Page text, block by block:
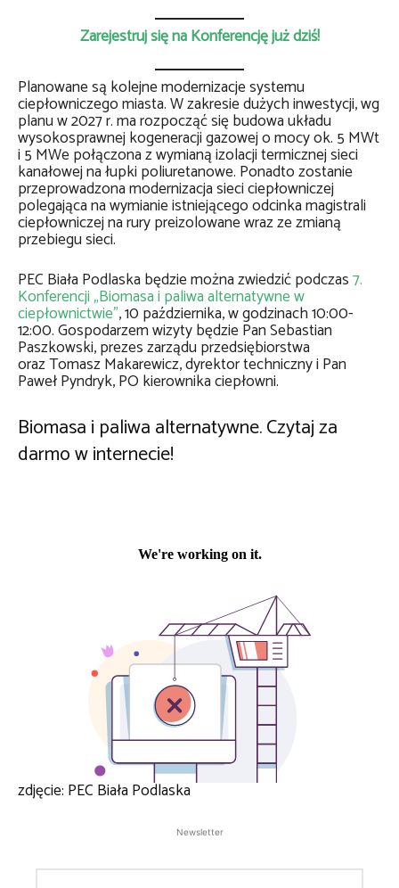
Zarejestruj się na Konferencję już dziś!
Planowane są kolejne modernizacje systemu
ciepłowniczego miasta. W zakresie dużych inwestycji, wg
planu w 2027 r. ma rozpocząć się budowa układu
wysokosprawnej kogeneracji gazowej o mocy ok. 5 MWt
i 5 MWe połączona z wymianą izolacji termicznej sieci
kanałowej na łupki poliuretanowe. Ponadto zostanie
przeprowadzona modernizacja sieci ciepłowniczej
polegająca na wymianie istniejącego odcinka magistrali
ciepłowniczej na rury preizolowane wraz ze zmianą
przebiegu sieci.
PEC Biała Podlaska będzie można zwiedzić podczas7.
Konferencji „Biomasa i paliwa alternatywne w
ciepłownictwie”, 10 października, w godzinach 10:00-
12:00. Gospodarzem wizyty będzie Pan Sebastian
Paszkowski, prezes zarządu przedsiębiorstwa
oraz Tomasz Makarewicz, dyrektor techniczny i Pan
Paweł Pyndryk, PO kierownika ciepłowni.
Biomasa i paliwa alternatywne. Czytaj za
darmo w internecie!
zdjęcie: PEC Biała Podlaska
Newsletter